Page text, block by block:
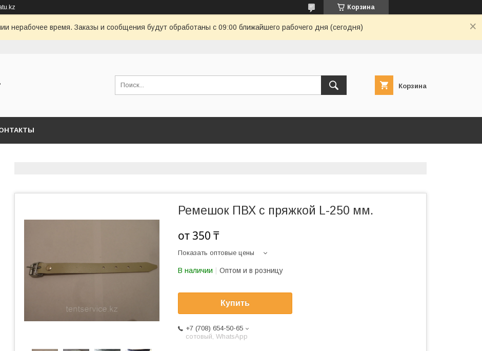
Корзина
нерабочее время. Заказы и сообщения будут обработаны с 09:00 ближайшего рабочего дня (сегодня)
Корзина
Ремешок ПВХ с пряжкой L-250 мм.
от 350 ₸
Показать оптовые цены
В наличии Оптом и в розницу
Купить
+7 (708) 654-50-65
сотовый, WhatsApp